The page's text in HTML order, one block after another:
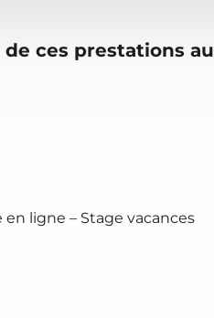
ces prestations
ligne – Stage vacances